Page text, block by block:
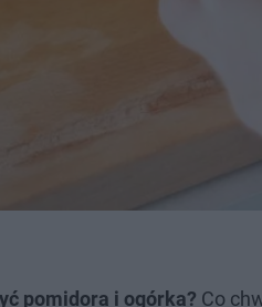
pomidora i ogórka? Co